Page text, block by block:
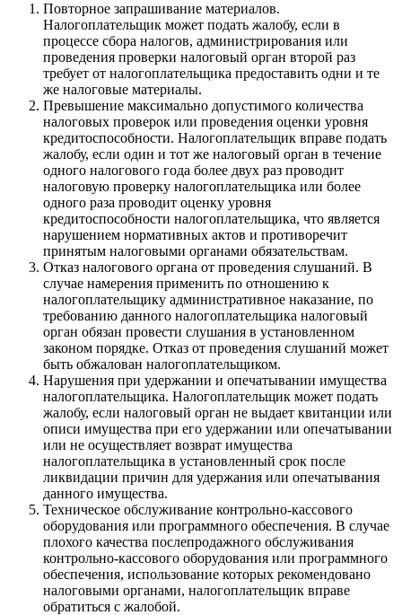
Повторное запрашивание материалов.
Налогоплательщик может подать жалобу, если в
процессе сбора налогов, администрирования или
проведения проверки налоговый орган второй раз
требует от налогоплательщика предоставить одни и те
же налоговые материалы.
Превышение максимально допустимого количества
налоговых проверок или проведения оценки уровня
кредитоспособности. Налогоплательщик вправе подать
жалобу, если один и тот же налоговый орган в течение
одного налогового года более двух раз проводит
налоговую проверку налогоплательщика или более
одного раза проводит оценку уровня
кредитоспособности налогоплательщика, что является
нарушением нормативных актов и противоречит
принятым налоговыми органами обязательствам.
Отказ налогового органа от проведения слушаний. В
случае намерения применить по отношению к
налогоплательщику административное наказание, по
требованию данного налогоплательщика налоговый
орган обязан провести слушания в установленном
законом порядке. Отказ от проведения слушаний может
быть обжалован налогоплательщиком.
Нарушения при удержании и опечатывании имущества
налогоплательщика. Налогоплательщик может подать
жалобу, если налоговый орган не выдает квитанции или
описи имущества при его удержании или опечатывании
или не осуществляет возврат имущества
налогоплательщика в установленный срок после
ликвидации причин для удержания или опечатывания
данного имущества.
Техническое обслуживание контрольно-кассового
оборудования или программного обеспечения. В случае
плохого качества послепродажного обслуживания
контрольно-кассового оборудования или программного
обеспечения, использование которых рекомендовано
налоговыми органами, налогоплательщик вправе
обратиться с жалобой.